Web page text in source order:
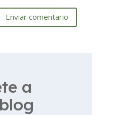
Enviar comentario
a